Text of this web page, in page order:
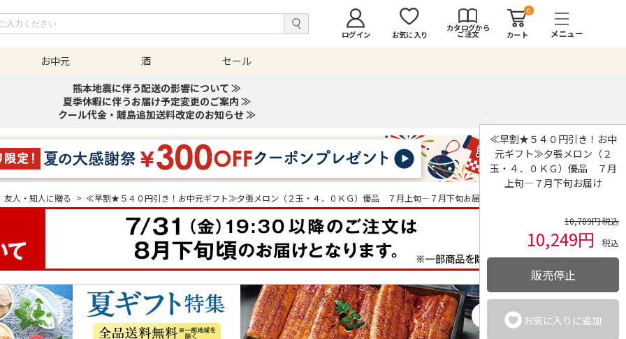
ログイン お気に入り
カタログから
ご注文
0
カート
お中元 酒
セール
熊本地震に伴う配送の影響について ≫
夏季休暇に伴うお届け予定変更のご案内 ≫
クール代金・離島追加送料改定のお知らせ ≫
友人・知人に贈る > ≪早割★５４０円引き！お中元ギフト≫夕張メロン（２玉・４．０ＫＧ）優品 ７月上旬―７月下旬お届け
≪早割★５４０円引き！お中
元ギフト≫夕張メロン（２
玉・４．０ＫＧ）優品 ７月
上旬―７月下旬お届け
10,789円 税込
10,249円 税込
販売停止
お気に入りに追加